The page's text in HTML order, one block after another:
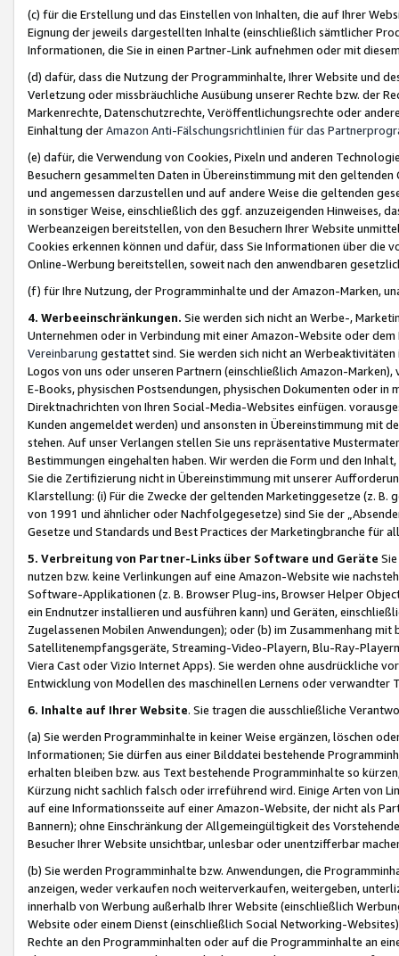
(c) für die Erstellung und das Einstellen von Inhalten, die auf Ihrer
Eignung der jeweils dargestellten Inhalte (einschließlich sämtlicher
Informationen, die Sie in einen Partner-Link aufnehmen oder mit
(d) dafür, dass die Nutzung der Programminhalte, Ihrer Website und
Verletzung oder missbräuchliche Ausübung unserer Rechte bzw. der
Markenrechte, Datenschutzrechte, Veröffentlichungsrechte oder
Einhaltung derAmazon Anti-Fälschungsrichtlinien für das
(e) dafür, die Verwendung von Cookies, Pixeln und anderen
Besuchern gesammelten Daten in Übereinstimmung mit den
und angemessen darzustellen und auf andere Weise die geltenden
in sonstiger Weise, einschließlich des ggf. anzuzeigenden Hinweises,
Werbeanzeigen bereitstellen, von den Besuchern Ihrer Website
Cookies erkennen können und dafür, dass Sie Informationen über die
Online-Werbung bereitstellen, soweit nach den anwendbaren
(f) für Ihre Nutzung, der Programminhalte und der Amazon-Marken,
4. Werbeeinschränkungen. Sie werden sich nicht an Werbe-,
Unternehmen oder in Verbindung mit einer Amazon-Website oder
Vereinbarung gestattet sind. Sie werden sich nicht an
Logos von uns oder unseren Partnern (einschließlich Amazon-
E-Books, physischen Postsendungen, physischen Dokumenten oder in
Direktnachrichten von Ihren Social-Media-Websites einfügen.
Kunden angemeldet werden) und ansonsten in Übereinstimmung mit
stehen. Auf unser Verlangen stellen Sie uns repräsentative
Bestimmungen eingehalten haben. Wir werden die Form und den
Sie die Zertifizierung nicht in Übereinstimmung mit unserer
Klarstellung: (i) Für die Zwecke der geltenden Marketinggesetze (z. B.
von 1991 und ähnlicher oder Nachfolgegesetze) sind Sie der
Gesetze und Standards und Best Practices der Marketingbranche für
5. Verbreitung von Partner-Links über Software und Geräte
nutzen bzw. keine Verlinkungen auf eine Amazon-Website wie
Software-Applikationen (z. B. Browser Plug-ins, Browser Helper
ein Endnutzer installieren und ausführen kann) und Geräten,
Zugelassenen Mobilen Anwendungen); oder (b) im Zusammenhang
Satellitenempfangsgeräte, Streaming-Video-Playern, Blu-Ray-
Viera Cast oder Vizio Internet Apps). Sie werden ohne ausdrückliche
Entwicklung von Modellen des maschinellen Lernens oder
6. Inhalte auf Ihrer Website. Sie tragen die ausschließliche
(a) Sie werden Programminhalte in keiner Weise ergänzen, löschen
Informationen; Sie dürfen aus einer Bilddatei bestehende
erhalten bleiben bzw. aus Text bestehende Programminhalte so
Kürzung nicht sachlich falsch oder irreführend wird. Einige Arten von
auf eine Informationsseite auf einer Amazon-Website, der nicht als
Bannern); ohne Einschränkung der Allgemeingültigkeit des
Besucher Ihrer Website unsichtbar, unlesbar oder unentzifferbar
(b) Sie werden Programminhalte bzw. Anwendungen, die
anzeigen, weder verkaufen noch weiterverkaufen, weitergeben,
innerhalb von Werbung außerhalb Ihrer Website (einschließlich
Website oder einem Dienst (einschließlich Social Networking-
Rechte an den Programminhalten oder auf die Programminhalte an